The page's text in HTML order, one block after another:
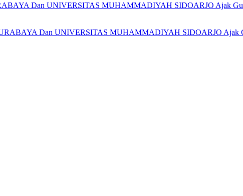
Dan UNIVERSITAS MUHAMMADIYAH SIDOARJO Ajak Guru